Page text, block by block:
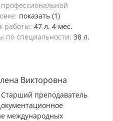
показать (1)
работы: 47 л. 4 мес.
по специальности: 38 л.
Викторовна
Старший преподаватель
международных